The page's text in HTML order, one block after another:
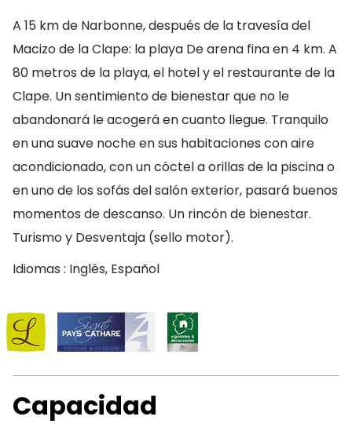
A 15 km de Narbonne, después de la travesía del
Macizo de la Clape: la playa De arena fina en 4 km. A
80 metros de la playa, el hotel y el restaurante de la
Clape. Un sentimiento de bienestar que no le
abandonará le acogerá en cuanto llegue. Tranquilo
en una suave noche en sus habitaciones con aire
acondicionado, con un cóctel a orillas de la piscina o
en uno de los sofás del salón exterior, pasará buenos
momentos de descanso. Un rincón de bienestar.
Turismo y Desventaja (sello motor).
Idiomas : Inglés, Español
Capacidad